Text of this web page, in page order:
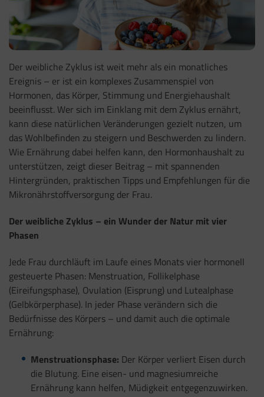
Der weibliche Zyklus ist weit mehr als ein monatliches
Ereignis – er ist ein komplexes Zusammenspiel von
Hormonen, das Körper, Stimmung und Energiehaushalt
beeinflusst. Wer sich im Einklang mit dem Zyklus ernährt,
kann diese natürlichen Veränderungen gezielt nutzen, um
das Wohlbefinden zu steigern und Beschwerden zu lindern.
Wie Ernährung dabei helfen kann, den Hormonhaushalt zu
unterstützen, zeigt dieser Beitrag – mit spannenden
Hintergründen, praktischen Tipps und Empfehlungen für die
Mikronährstoffversorgung der Frau.
Der weibliche Zyklus – ein Wunder der Natur mit vier
Phasen
Jede Frau durchläuft im Laufe eines Monats vier hormonell
gesteuerte Phasen: Menstruation, Follikelphase
(Eireifungsphase), Ovulation (Eisprung) und Lutealphase
(Gelbkörperphase). In jeder Phase verändern sich die
Bedürfnisse des Körpers – und damit auch die optimale
Ernährung:
Menstruationsphase: Der Körper verliert Eisen durch
die Blutung. Eine eisen- und magnesiumreiche
Ernährung kann helfen, Müdigkeit entgegenzuwirken.